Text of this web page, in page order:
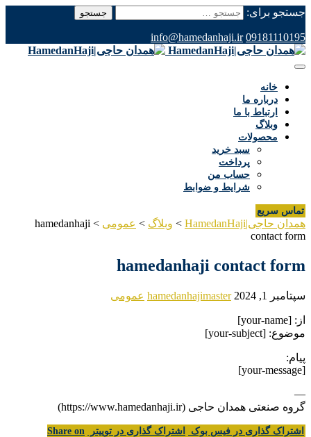
جستجو برای:
09181110195
info@hamedanhaji.ir
خانه
درباره ما
ارتباط با ما
وبلاگ
محصولات
سبد خرید
پرداخت
حساب من
شرایط و ضوابط
تماس سریع
همدان حاجی|HamedanHaji > وبلاگ > عمومی >
hamedanhaji
contact form
hamedanhaji contact form
سپتامبر 1, 2024 hamedanhajimaster عمومی
از: [your-name]
موضوع: [your-subject]
پیام:
[your-message]
—
گروه صنعتی همدان حاجی (https://www.hamedanhaji.ir)
اشتراک گذاری در فیس بوک اشتراک گذاری در توییتر
Share on